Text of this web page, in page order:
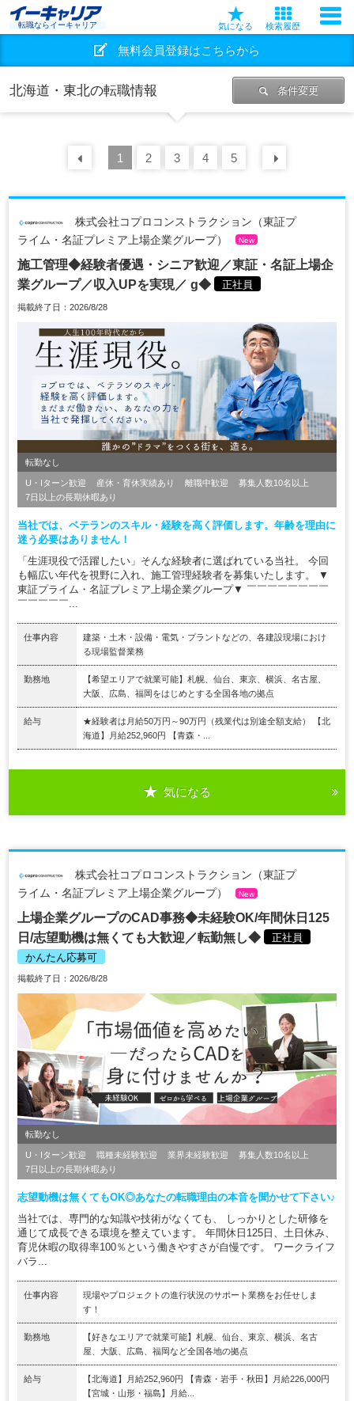
転職ならイーキャリア 気になる 検索履歴
無料会員登録はこちらから
北海道・東北の転職情報 条件変更
前の 30
1 2 3 4 5
株式会社コプロコンストラクション（東証プ
ライム・名証プレミア上場企業グループ）
New
施工管理◆経験者優遇・シニア歓迎／東証・名証上場企
業グループ／収入UPを実現／ g◆
正社員
掲載終了日：2026/8/28
転勤なし
U・Iターン歓迎 産休・育休実績あり 離職中歓迎
募集人数10名以上
7日以上の長期休暇あり
当社では、ベテランのスキル・経験を高く評価します。年齢を理由に
迷う必要はありません！
「生涯現役で活躍したい」そんな経験者に選ばれている当社。 今回
も幅広い年代を視野に入れ、施工管理経験者を募集いたします。 ▼
東証プライム・名証プレミア上場企業グループ▼ ￣￣￣￣￣￣￣￣
￣￣￣￣￣...
仕事内容
建築・土木・設備・電気・プラントなどの、各建設現場におけ
る現場監督業務
勤務地
【希望エリアで就業可能】札幌、仙台、東京、横浜、名古屋、
大阪、広島、福岡をはじめとする全国各地の拠点
給与
★経験者は月給50万円～90万円（残業代は別途全額支給） 【北
海道】月給252,960円 【青森・...
気になる
株式会社コプロコンストラクション（東証プ
ライム・名証プレミア上場企業グループ）
New
上場企業グループのCAD事務◆未経験OK/年間休日125
日/志望動機は無くても大歓迎／転勤無し◆
正社員
かんたん応募可
掲載終了日：2026/8/28
転勤なし
U・Iターン歓迎 職種未経験歓迎 業界未経験歓迎
募集人数10名以上
7日以上の長期休暇あり
志望動機は無くてもOK◎あなたの転職理由の本音を聞かせて下さい♪
当社では、専門的な知識や技術がなくても、 しっかりとした研修を
通じて成長できる環境を整えています。 年間休日125日、土日休み、
育児休暇の取得率100％という働きやすさが自慢です。 ワークライフ
バラ...
仕事内容
現場やプロジェクトの進行状況のサポート業務をお任せしま
す！
勤務地
【好きなエリアで就業可能】札幌、仙台、東京、横浜、名古
屋、大阪、広島、福岡など全国各地の拠点
給与
【北海道】月給252,960円 【青森・岩手・秋田】月給226,000円
【宮城・山形・福島】月給...